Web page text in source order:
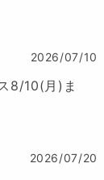
2026/07/10
8/10(月)ま
2026/07/20